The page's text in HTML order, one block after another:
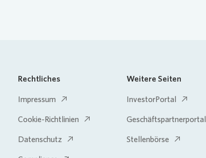
Rechtliches
Impressum
Cookie-Richtlinien
Datenschutz
Weitere Seiten
InvestorPortal
Geschäftspartnerportal
Stellenbörse